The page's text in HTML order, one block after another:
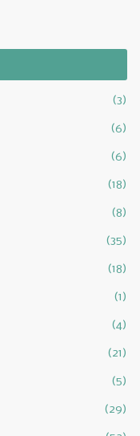
(3)
(6)
(6)
(18)
(8)
(35)
(18)
(1)
(4)
(21)
(5)
(29)